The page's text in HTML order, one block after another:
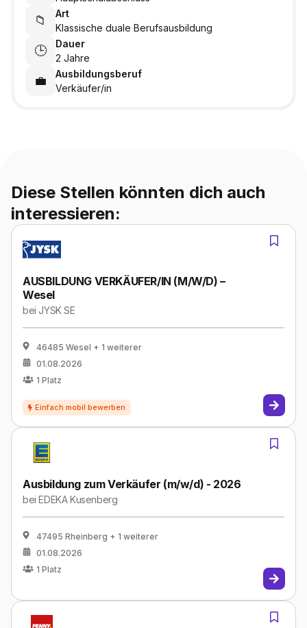
📁
Art
Klassische duale Berufsausbildung
🕒
Dauer
2 Jahre
💼
Ausbildungsberuf
Verkäufer/in
Diese Stellen könnten dich auch
interessieren:
AUSBILDUNG VERKÄUFER/IN (M/W/D) –
Wesel
bei JYSK SE
46485 Wesel + 1 weiterer
01.08.2026
1 Platz
Ausbildung zum Verkäufer (m/w/d) - 2026
beiEDEKA Kusenberg
47495 Rheinberg + 1 weiterer
01.08.2026
1 Platz